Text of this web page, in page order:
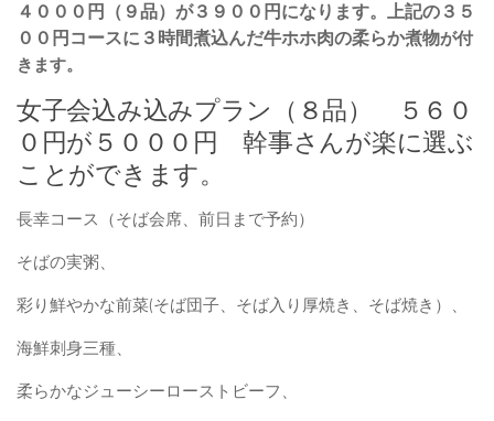
４０００円（９品）が３９００円になります。上記の３５
００円コースに３時間煮込んだ牛ホホ肉の柔らか煮物が付
きます。
女子会込み込みプラン（８品） ５６０
０円が５０００円 幹事さんが楽に選ぶ
ことができます。
長幸コース（そば会席、前日まで予約）
そばの実粥、
彩り鮮やかな前菜(そば団子、そば入り厚焼き、そば焼き）、
海鮮刺身三種、
柔らかなジューシーローストビーフ、